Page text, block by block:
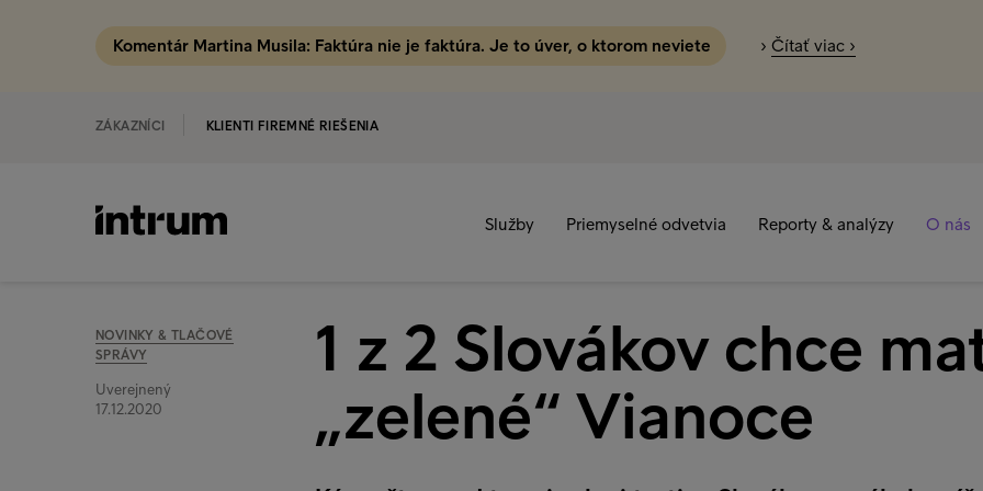
Komentár Martina Musila: Faktúra nie je faktúra. Je to úver, o ktorom neviete › Čítať viac ›
ZÁKAZNÍCI KLIENTI FIREMNÉ RIEŠENIA
Služby Priemyselné odvetvia Reporty & analýzy O nás
NOVINKY & TLAČOVÉ
SPRÁVY
Uverejnený
17.12.2020
1 z 2 Slovákov chce
„zelené“ Vianoce